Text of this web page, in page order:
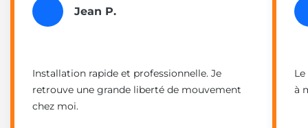
Jean P.
Installation rapide et professionnelle. Je
retrouve une grande liberté de mouvement
chez moi.
à